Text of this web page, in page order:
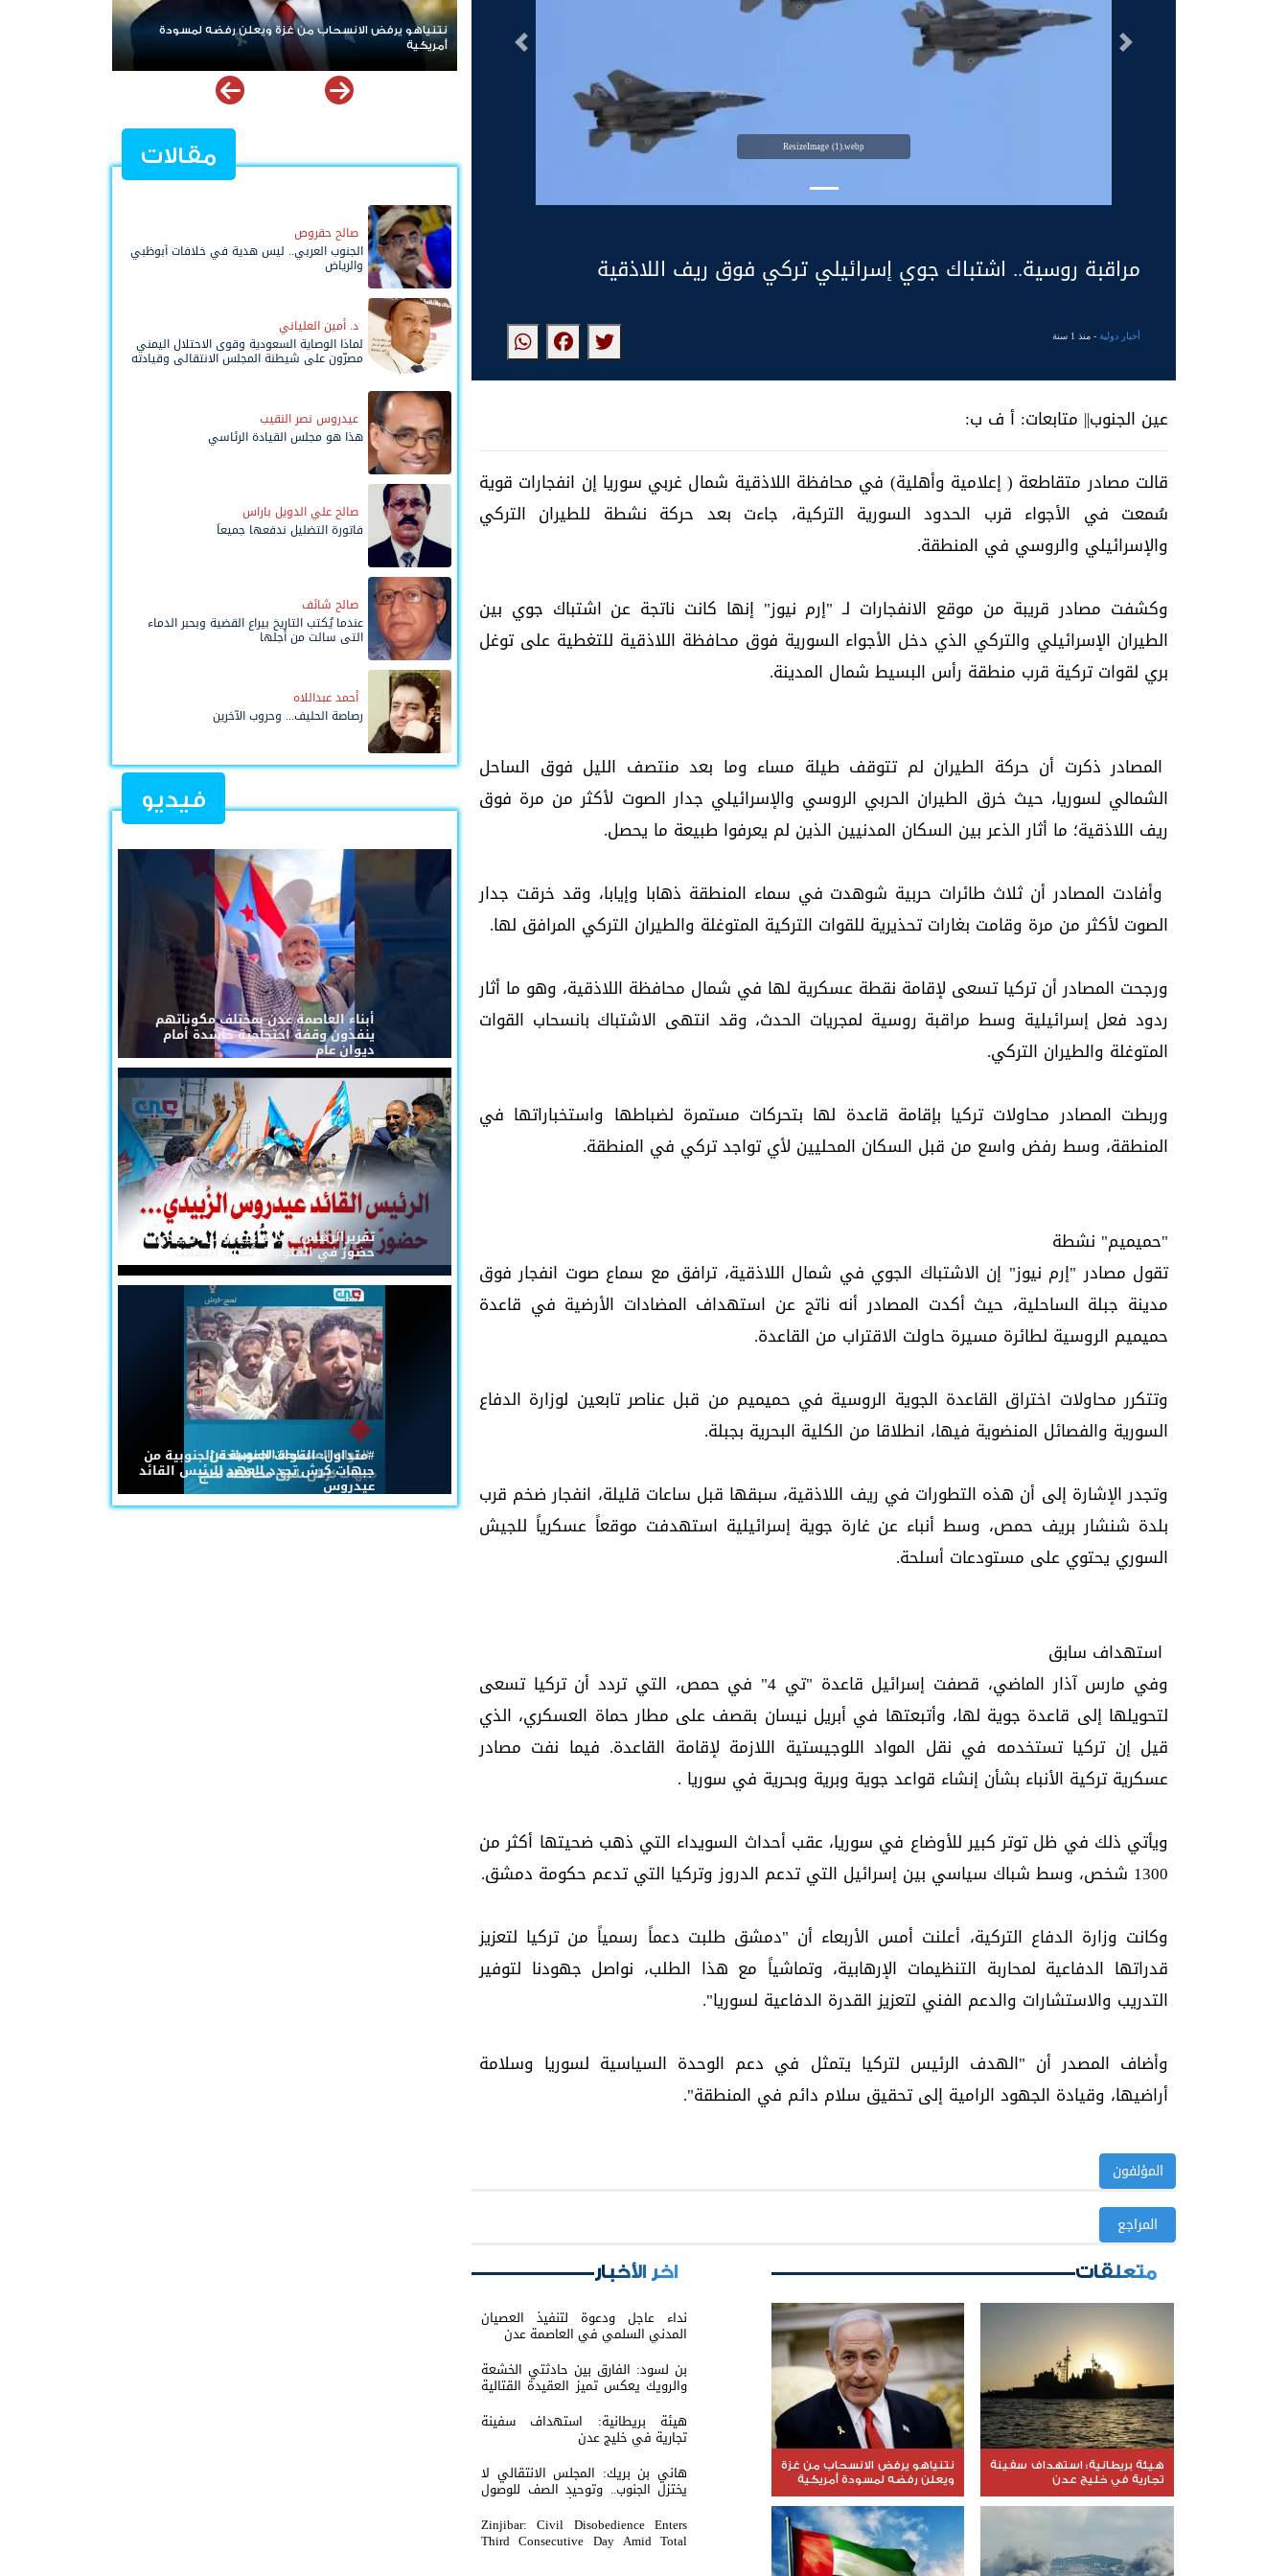
ResizeImage (1).webp
التالى السابق
مراقبة روسية.. اشتباك جوي إسرائيلي تركي فوق ريف اللاذقية
أخبار دولية- منذ 1 سنة
عين الجنوب|| متابعات: أ ف ب:
قالت مصادر متقاطعة ( إعلامية وأهلية) في محافظة اللاذقية شمال غربي سوريا إن انفجارات قوية
سُمعت في الأجواء قرب الحدود السورية التركية، جاءت بعد حركة نشطة للطيران التركي
والإسرائيلي والروسي في المنطقة.
وكشفت مصادر قريبة من موقع الانفجارات لـ "إرم نيوز" إنها كانت ناتجة عن اشتباك جوي بين
الطيران الإسرائيلي والتركي الذي دخل الأجواء السورية فوق محافظة اللاذقية للتغطية على توغل
بري لقوات تركية قرب منطقة رأس البسيط شمال المدينة.
المصادر ذكرت أن حركة الطيران لم تتوقف طيلة مساء وما بعد منتصف الليل فوق الساحل
الشمالي لسوريا، حيث خرق الطيران الحربي الروسي والإسرائيلي جدار الصوت لأكثر من مرة فوق
ريف اللاذقية؛ ما أثار الذعر بين السكان المدنيين الذين لم يعرفوا طبيعة ما يحصل.
وأفادت المصادر أن ثلاث طائرات حربية شوهدت في سماء المنطقة ذهابا وإيابا، وقد خرقت جدار
الصوت لأكثر من مرة وقامت بغارات تحذيرية للقوات التركية المتوغلة والطيران التركي المرافق لها.
ورجحت المصادر أن تركيا تسعى لإقامة نقطة عسكرية لها في شمال محافظة اللاذقية، وهو ما أثار
ردود فعل إسرائيلية وسط مراقبة روسية لمجريات الحدث، وقد انتهى الاشتباك بانسحاب القوات
المتوغلة والطيران التركي.
وربطت المصادر محاولات تركيا بإقامة قاعدة لها بتحركات مستمرة لضباطها واستخباراتها في
المنطقة، وسط رفض واسع من قبل السكان المحليين لأي تواجد تركي في المنطقة.
"حميميم" نشطة
تقول مصادر "إرم نيوز" إن الاشتباك الجوي في شمال اللاذقية، ترافق مع سماع صوت انفجار فوق
مدينة جبلة الساحلية، حيث أكدت المصادر أنه ناتج عن استهداف المضادات الأرضية في قاعدة
حميميم الروسية لطائرة مسيرة حاولت الاقتراب من القاعدة.
وتتكرر محاولات اختراق القاعدة الجوية الروسية في حميميم من قبل عناصر تابعين لوزارة الدفاع
السورية والفصائل المنضوية فيها، انطلاقا من الكلية البحرية بجبلة.
وتجدر الإشارة إلى أن هذه التطورات في ريف اللاذقية، سبقها قبل ساعات قليلة، انفجار ضخم قرب
بلدة شنشار بريف حمص، وسط أنباء عن غارة جوية إسرائيلية استهدفت موقعاً عسكرياً للجيش
السوري يحتوي على مستودعات أسلحة.
استهداف سابق
وفي مارس آذار الماضي، قصفت إسرائيل قاعدة "تي 4" في حمص، التي تردد أن تركيا تسعى
لتحويلها إلى قاعدة جوية لها، وأتبعتها في أبريل نيسان بقصف على مطار حماة العسكري، الذي
قيل إن تركيا تستخدمه في نقل المواد اللوجيستية اللازمة لإقامة القاعدة. فيما نفت مصادر
عسكرية تركية الأنباء بشأن إنشاء قواعد جوية وبرية وبحرية في سوريا .
ويأتي ذلك في ظل توتر كبير للأوضاع في سوريا، عقب أحداث السويداء التي ذهب ضحيتها أكثر من
1300 شخص، وسط شباك سياسي بين إسرائيل التي تدعم الدروز وتركيا التي تدعم حكومة دمشق.
وكانت وزارة الدفاع التركية، أعلنت أمس الأربعاء أن "دمشق طلبت دعماً رسمياً من تركيا لتعزيز
قدراتها الدفاعية لمحاربة التنظيمات الإرهابية، وتماشياً مع هذا الطلب، نواصل جهودنا لتوفير
التدريب والاستشارات والدعم الفني لتعزيز القدرة الدفاعية لسوريا".
وأضاف المصدر أن "الهدف الرئيس لتركيا يتمثل في دعم الوحدة السياسية لسوريا وسلامة
أراضيها، وقيادة الجهود الرامية إلى تحقيق سلام دائم في المنطقة".
المؤلفون
المراجع
متعلقات
هيئة بريطانية: استهداف سفينة
تجارية في خليج عدن
نتنياهو يرفض الانسحاب من غزة
ويعلن رفضه لمسودة أمريكية
اخر الأخبار
نداء عاجل ودعوة لتنفيذ العصيان
المدني السلمي في العاصمة عدن
بن لسود: الفارق بين حادثتي الخشعة
والرويك يعكس تميز العقيدة القتالية
هيئة بريطانية: استهداف سفينة
تجارية في خليج عدن
هاني بن بريك: المجلس الانتقالي لا
يختزل الجنوب.. وتوحيد الصف للوصول
لاستعادة الدولة أولوية تفرضها
الحكمة
Zinjibar: Civil Disobedience Enters
Third Consecutive Day Amid Total
نتنياهو يرفض الانسحاب من غزة ويعلن رفضه لمسودة
ردا على «خروقات» حزب الله.. إسرائيل تشن ضربات على جنوب
لبنان
مقالات
صالح حقروص
الجنوب العربي.. ليس هدية في خلافات أبوظبي
والرياض
د. أمين العلياني
لماذا الوصاية السعودية وقوى الاحتلال اليمني
مصرّون على شيطنة المجلس الانتقالي وقيادته
عيدروس نصر النقيب
هذا هو مجلس القيادة الرئاسي
صالح علي الدويل باراس
فاتورة التضليل ندفعها جميعاً
صالح شائف
عندما يُكتب التاريخ بيراع القضية وبحبر الدماء
التي سالت من أجلها
أحمد عبداللاه
رصاصة الحليف... وحروب الآخرين
فيديو
أبناء العاصمة عدن بمختلف مكوناتهم
ينفذون وقفة احتجاجية حاشدة أمام
ديوان عام
تقريرالرئيس القائد عيدروس الزُبيدي...
حضورٌ في القلوب لا تُلغيه الحملات
#متداول: القوات المسلحة الجنوبية من
جبهات كرش تجدد العهد للرئيس القائد
عيدروس